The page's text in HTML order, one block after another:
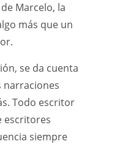
Marcelo, la
más que un
se da cuenta
narraciones
Todo escritor
escritores
siempre